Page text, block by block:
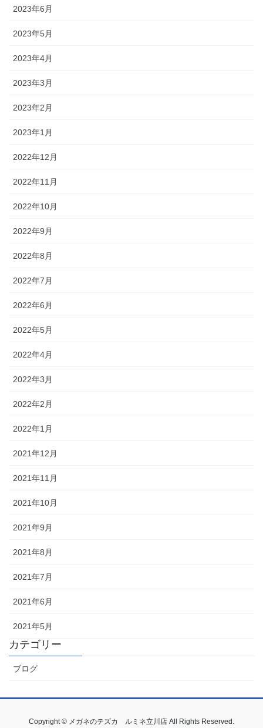
2023年6月
2023年5月
2023年4月
2023年3月
2023年2月
2023年1月
2022年12月
2022年11月
2022年10月
2022年9月
2022年8月
2022年7月
2022年6月
2022年5月
2022年4月
2022年3月
2022年2月
2022年1月
2021年12月
2021年11月
2021年10月
2021年9月
2021年8月
2021年7月
2021年6月
2021年5月
カテゴリー
ブログ
Copyright © メガネのテズカ ルミネ立川店 All Rights Reserved.